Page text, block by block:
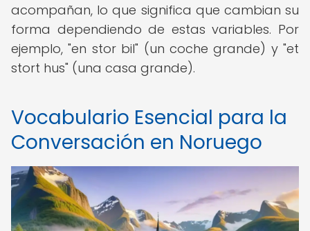
acompañan, lo que significa que cambian su
forma dependiendo de estas variables. Por
ejemplo, "en stor bil" (un coche grande) y "et
stort hus" (una casa grande).
Vocabulario Esencial para la
Conversación en Noruego